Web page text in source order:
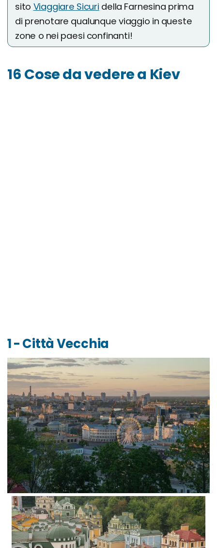
sito Viaggiare Sicuri della Farnesina prima
di prenotare qualunque viaggio in queste
zone o nei paesi confinanti!
16 Cose da vedere a Kiev
1 - Città Vecchia